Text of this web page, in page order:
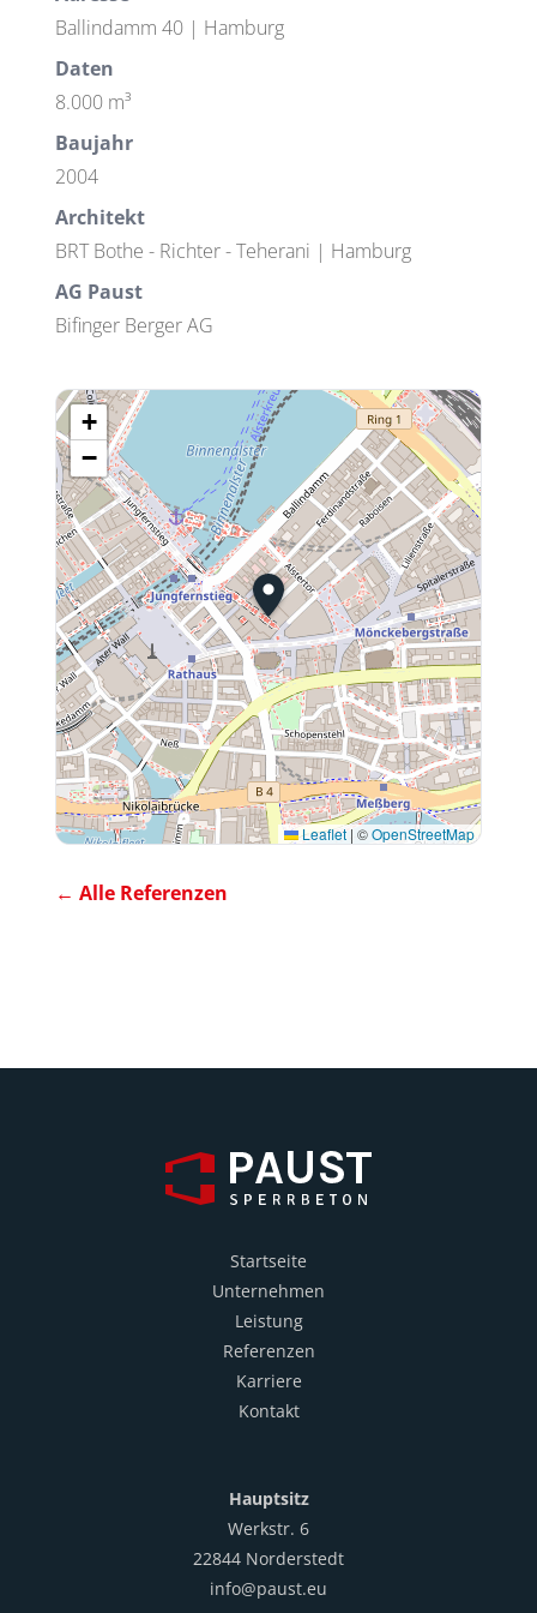
Ballindamm 40 | Hamburg
Daten
8.000 m³
Baujahr
2004
Architekt
BRT Bothe - Richter - Teherani | Hamburg
AG Paust
Bifinger Berger AG
+
−
Leaflet | ©OpenStreetMap
← Alle Referenzen
Startseite
Unternehmen
Leistung
Referenzen
Karriere
Kontakt
Hauptsitz
Werkstr. 6
22844 Norderstedt
info@paust.eu